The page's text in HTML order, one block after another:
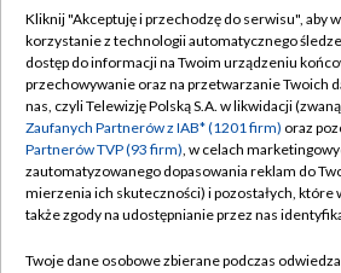
TVP
Abonament TVP
Emisja w TVP
Centrum informacji TVP
Naziemna Telewizja Cyfrowa
Regulamin
Polityka
Moje zgody
Pomoc
Kliknij "Akceptuję i przechodzę do serwisu", aby
korzystanie z technologii automatycznego
dostęp do informacji na Twoim urządzeniu
przechowywanie oraz na przetwarzanie Twoich
nas, czyli Telewizję Polską S.A. w likwidacji
Zaufanych Partnerów z IAB* (1201 firm) oraz
Partnerów TVP (93 firm), w celach
zautomatyzowanego dopasowania reklam do
mierzenia ich skuteczności) i pozostałych, które
także zgody na udostępnianie przez nas
Twoje dane osobowe zbierane podczas